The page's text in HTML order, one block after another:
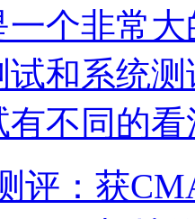
个非常
和系统
不同的看